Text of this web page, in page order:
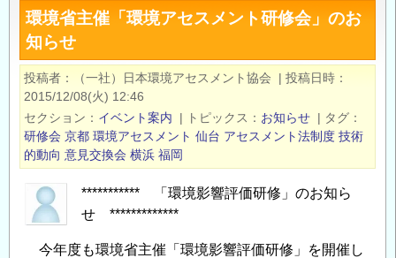
く
ず
環境省主催「環境アセスメント研修会」のお
知らせ
投稿者 （一社）日本環境アセスメント協会 | 投稿日時
2015/12/08(火) 12:46
セクション
イベント案内 | トピックス お知らせ | タグ
研修会 京都 環境アセスメント 仙台 アセスメント法制度 技術
的動向 意見交換会 横浜 福岡
*********** 「環境影響評価研修」のお知ら
せ *************
今年度も環境省主催「環境影響評価研修」を開催し